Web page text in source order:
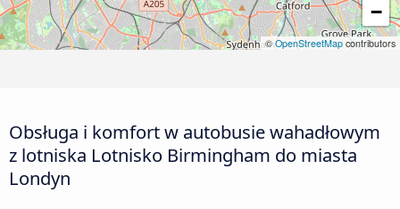
−
©OpenStreetMap contributors
Obsługa i komfort w autobusie wahadłowym
z lotniska Lotnisko Birmingham do miasta
Londyn